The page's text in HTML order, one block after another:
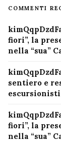
COMMENTI
fiori”, la
nella “sua”
sentiero e
fiori”, la
nella “sua”